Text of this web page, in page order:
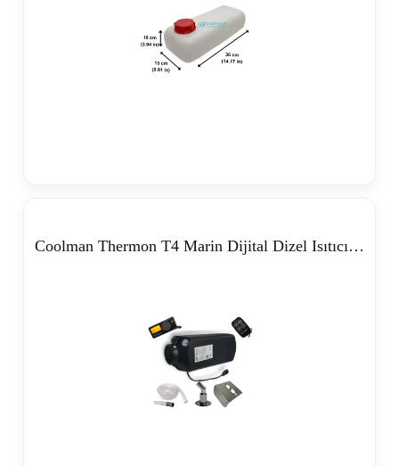
Coolman Thermon T4 Marin Dijital Dizel Isıtıcı (5kW – 12/24V)